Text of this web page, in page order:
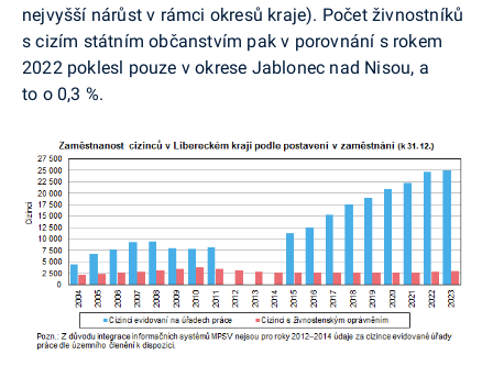
nejvyšší nárůst v rámci okresů kraje). Počet živnostníků
s cizím státním občanstvím pak v porovnání s rokem
2022 poklesl pouze v okrese Jablonec nad Nisou, a
to o 0,3 %.